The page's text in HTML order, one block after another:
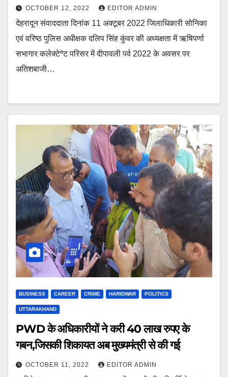
OCTOBER 12, 2022 EDITOR ADMIN
देहरादून संवाददाता दिनांक 11 अक्टूबर 2022 जिलाधिकारी सोनिका
एवं वरिष्ठ पुलिस अधीक्षक दलिप सिंह कुंवर की अध्यक्षता में ऋषिपर्णा
सभागार कलेक्टेªट परिसर में दीपावली पर्व 2022 के अवसर पर
अतिशबाजी…
BUSINESS CAREER CRIME HARIDWAR POLITICS
UTTARAKHAND
PWD के अधिकारीयों ने करी 40 लाख रुपए के
गबन,जिसकी शिकायत अब मुख्यमंत्री से की गई
OCTOBER 11, 2022 EDITOR ADMIN